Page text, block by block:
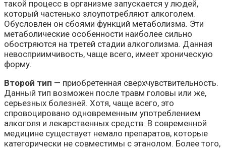
такой процесс в организме запускается у людей,
который частенько злоупотребляют алкоголем.
Обусловлен он сбоями функций метаболизма. Эти
метаболические особенности наиболее сильно
обостряются на третей стадии алкоголизма. Данная
невосприимчивость, чаще всего, имеет хроническую
форму.
Второй тип — приобретенная сверхчувствительность.
Данный тип возможен после травм головы или же,
серьезных болезней. Хотя, чаще всего, это
спровоцировано одновременным употреблением
алкоголя и лекарственных средств. В современной
медицине существует немало препаратов, которые
категорически не совместимы с этанолом. Более того,